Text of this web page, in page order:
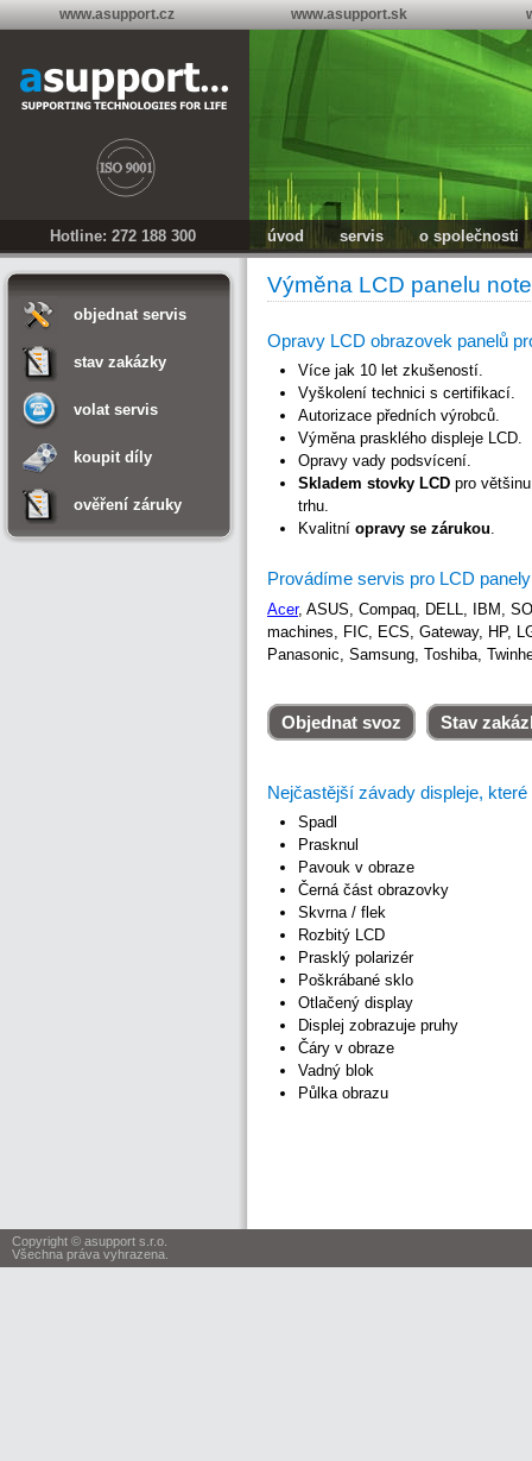
Výměna LCD panelu
Opravy LCD obrazovek panelů
Více jak 10 let zkušeností.
Vyškolení technici s certifikací.
Autorizace předních výrobců.
Výměna prasklého displeje LCD.
Opravy vady podsvícení.
Skladem stovky LCDpro většinu
trhu.
Kvalitní opravy se zárukou.
Provádíme servis pro LCD
Acer, ASUS, Compaq, DELL, IBM,
machines, FIC, ECS, Gateway, HP,
Panasonic, Samsung, Toshiba,
Objednat svoz Stav
Nejčastější závady displeje,
Spadl
Prasknul
Pavouk v obraze
Černá část obrazovky
Skvrna / flek
Rozbitý LCD
Prasklý polarizér
Poškrábané sklo
Otlačený display
Displej zobrazuje pruhy
Čáry v obraze
Vadný blok
Půlka obrazu
Hotline: 272 188 300 úvod servis o společnosti
objednat servis
stav zakázky
volat servis
koupit díly
ověření záruky
www.asupport.cz www.asupport.sk
Copyright © asupport s.r.o.
Všechna práva vyhrazena.